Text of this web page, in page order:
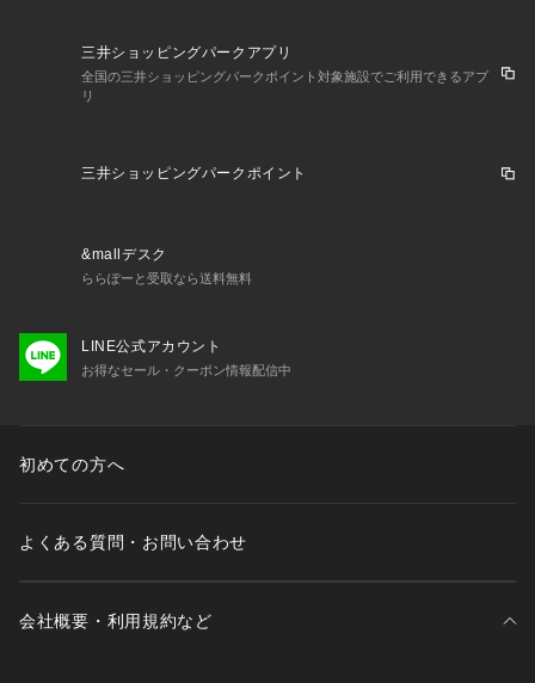
フ&スノー Victoria Surf&Snow ボードウェア ボードパンツ ス
ノーパンツ ボトムス アウトドア ウィンター スポーツ スノボ
SNOWBOARD Men's Mens メンズ 男性 メンズウェア 黒 ブ
r 202409sspup_vic awth2409_p 250123_pup_outdo VIC25
三井ショッピングパークアプリ
全国の三井ショッピングパークポイント対象施設でご利用できるアプ
リ
三井ショッピングパークポイント
&mallデスク
ららぽーと受取なら送料無料
LINE公式アカウント
お得なセール・クーポン情報配信中
初めての方へ
よくある質問・お問い合わせ
会社概要・利用規約など